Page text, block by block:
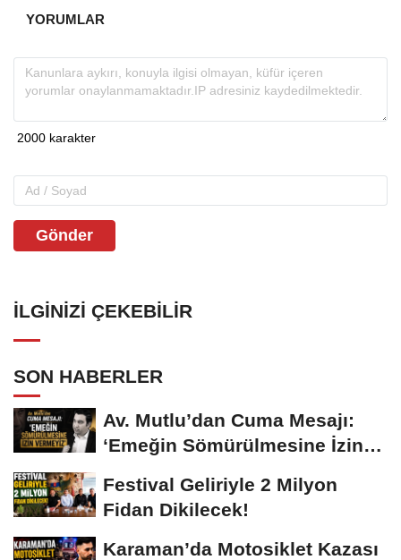
YORUMLAR
Gönder
İLGINIZI ÇEKEBILIR
SON HABERLER
Av. Mutlu’dan Cuma Mesajı:
‘Emeğin Sömürülmesine İzin
Festival Geliriyle 2 Milyon
Fidan Dikilecek!
Karaman’da Motosiklet Kazası